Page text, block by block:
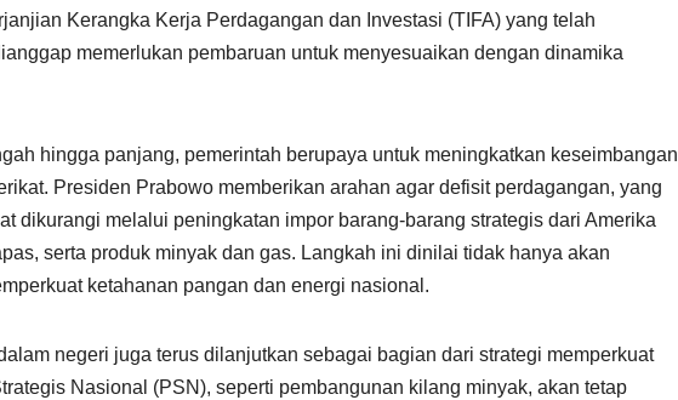
Kerangka Kerja Perdagangan dan Investasi (TIFA) yang telah
memerlukan pembaruan untuk menyesuaikan dengan dinamika
hingga panjang, pemerintah berupaya untuk meningkatkan keseimbangan
Presiden Prabowo memberikan arahan agar defisit perdagangan, yang
dikurangi melalui peningkatan impor barang-barang strategis dari Amerika
serta produk minyak dan gas. Langkah ini dinilai tidak hanya akan
ketahanan pangan dan energi nasional.
negeri juga terus dilanjutkan sebagai bagian dari strategi memperkuat
Nasional (PSN), seperti pembangunan kilang minyak, akan tetap